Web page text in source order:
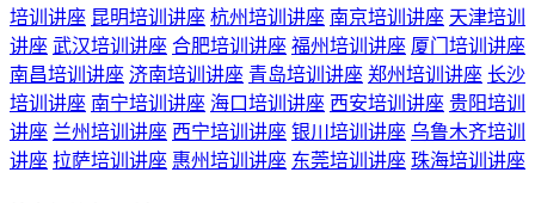
培训讲座 昆明培训讲座 杭州培训讲座 南京培训讲座 天津培训
讲座 武汉培训讲座 合肥培训讲座 福州培训讲座 厦门培训讲座
南昌培训讲座 济南培训讲座 青岛培训讲座 郑州培训讲座 长沙
培训讲座 南宁培训讲座 海口培训讲座 西安培训讲座 贵阳培训
讲座 兰州培训讲座 西宁培训讲座 银川培训讲座 乌鲁木齐培训
讲座 拉萨培训讲座 惠州培训讲座 东莞培训讲座 珠海培训讲座